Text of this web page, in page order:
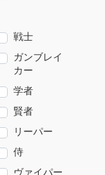
戦士
ガンブレイ
カー
学者
賢者
リーパー
侍
ヴァイパー